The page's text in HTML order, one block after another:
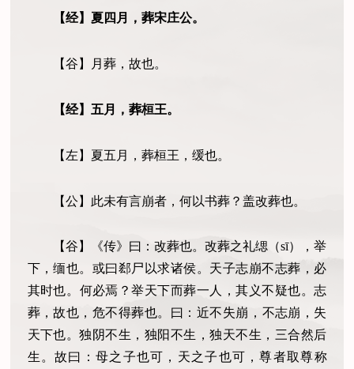
【经】夏四月，葬宋庄公。
【谷】月葬，故也。
【经】五月，葬桓王。
【左】夏五月，葬桓王，缓也。
【公】此未有言崩者，何以书葬？盖改葬也。
【谷】《传》曰：改葬也。改葬之礼缌 （sī）
，举
下，缅也。或曰郄尸以求诸侯。天子志崩不志葬，必
其时也。 何必焉？举天下而葬一人，其义不疑也。志
葬，故也，危不得葬也。 曰： 近不失崩 ， 不志崩，失
天下也。独阴不生，独阳不生，独天不生，三合然后
生。故曰 ： 母之子也可，天之子也可 ，尊者取尊称